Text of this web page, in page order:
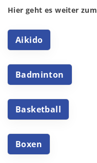
Hier geht es weiter zum
Aikido
Badminton
Basketball
Boxen